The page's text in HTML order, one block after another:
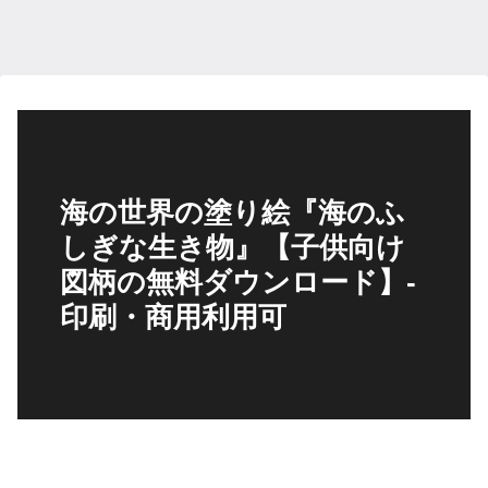
海の世界の塗り絵『海のふ
しぎな生き物』【子供向け
図柄の無料ダウンロード】-
印刷・商用利用可